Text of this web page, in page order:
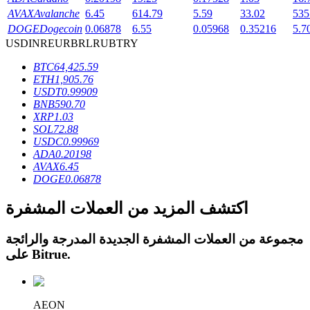
القروض
AVAXAvalanche 6.45 614.79 5.59 33.02
DOGEDogecoin 0.06878 6.55 0.05968 0.35216
USDINREURBRLRUBTRY
BTC64,425.59
ETH1,905.76
USDT0.99909
BNB590.70
XRP1.03
SOL72.88
USDC0.99969
ADA0.20198
AVAX6.45
DOGE0.06878
اكتشف المزيد من العملات المشفرة
مجموعة من العملات المشفرة الجديدة المدرجة والرائجة
Bitrue.
AEON